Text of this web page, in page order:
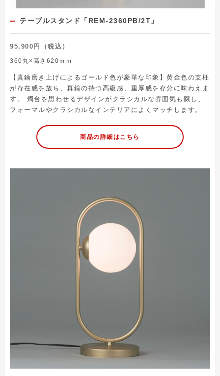
テーブルスタンド「REM-2360PB/2T」
95,900円（税込）
360丸×高さ620ｍｍ
【真鍮磨き上げによるゴールド色が豪華な印象】黄金色の支柱
が存在感を放ち、真鍮の持つ高級感、重厚感を存分に味わえま
す。 燭台を思わせるデザインがクラシカルな雰囲気も醸し、
フォーマルやクラシカルなインテリアによくマッチします。
商品の詳細はこちら